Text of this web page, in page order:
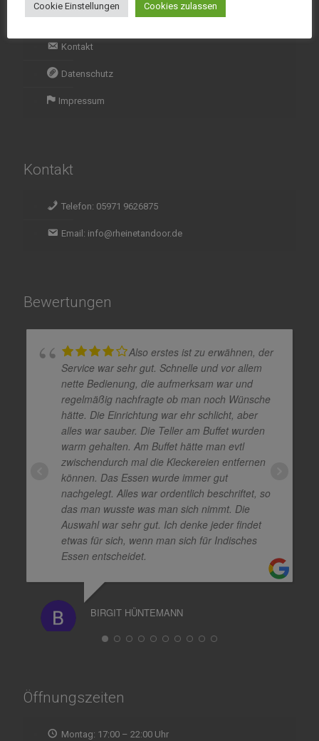
Kontakt & Informationen
Kontakt
Datenschutz
Impressum
Kontakt
Telefon: 05971 9626875
Email: info@rheinetandoor.de
Bewertungen
Also erstes ist zu erwähnen, der
Service war sehr gut. Schnelle und vor allem
nette Bedienung, die aufmerksam war und
regelmäßig nachfragte ob man noch Wünsche
hätte. Die Einrichtung war ehr schlicht, aber
alles war sauber. Die Teller am Buffet wurden
warm gehalten. Am Buffet hätte man evtl
zwischendurch mal die Kleckereien entfernen
können. Das Essen wurde immer gut
nachgelegt. Alles war ordentlich beschriftet, so
das man wusste was man sich nimmt. Die
Auswahl war sehr gut. Ich denke jeder findet
etwas für sich, wenn man sich für Indisches
Essen entscheidet.
BIRGIT HÜNTEMANN
Öffnungszeiten
Montag: 17:00 – 22:00 Uhr
Cookie Einstellungen Cookies zulassen